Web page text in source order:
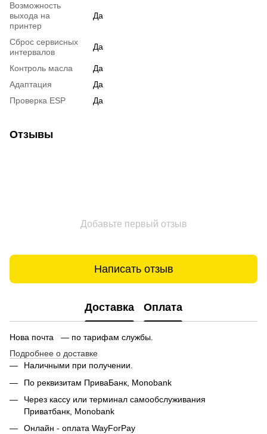
Возможность
выхода на
принтер
Да
Сброс сервисных
интервалов
Да
Контроль масла
Да
Адаптация
Да
Проверка ESP
Да
Отзывы
Добавьте первый отзыв
Написать отзыв
Доставка Оплата
Нова почта — по тарифам службы.
Подробнее о доставке
Наличными при получении.
По реквизитам ПриваБанк, Monobank
Через кассу или терминал самообслуживания
Приватбанк, Monobank
Онлайн - оплата WayForPay